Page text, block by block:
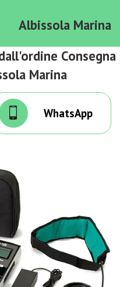
Albissola Marina
Consegna
Marina
WhatsApp